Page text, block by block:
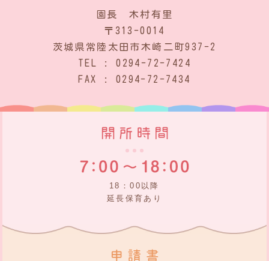
園長 木村有里
〒313-0014
茨城県常陸太田市木崎二町937-2
TEL : 0294-72-7424
FAX : 0294-72-7434
18：00以降
延長保育あり